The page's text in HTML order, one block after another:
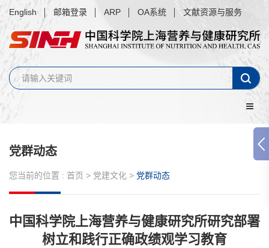
English 邮箱登录 ARP OA系统 文献资源与服务
党群动态
您当前的位置 : 首页 > 党建文化 > 党群动态
中国科学院上海营养与健康研究所研究部署
树立和践行正确政绩观学习教育